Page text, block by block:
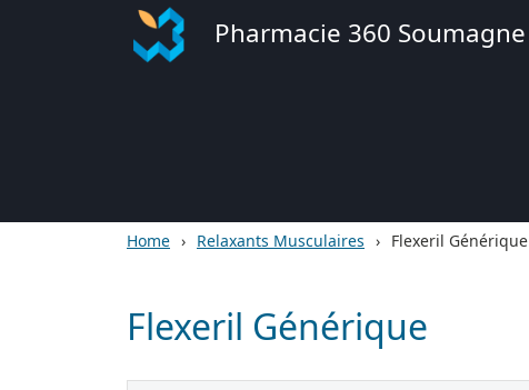
Pharmacie 360 Soumagne
Home Relaxants Musculaires Flexeril Générique
Flexeril Générique